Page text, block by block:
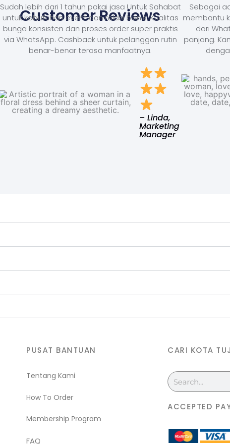
Customer Reviews
Sudah lebih dari 1 tahun pakai jasa Untuk Sahabat
untuk kebutuhan event dan relasi bisnis. Kualitas
bunga konsisten dan proses order super praktis
via WhatsApp. Cashback untuk pelanggan rutin
benar-benar terasa manfaatnya.
– Linda,
Marketing
Manager
Sebagai
membantu
dari
panjang.
PUSAT BANTUAN
Tentang Kami
How To Order
Membership Program
FAQ
CARI KOTA
Search
ACCEPTED